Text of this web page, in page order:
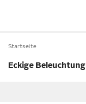
Startseite
Eckige Beleuchtung